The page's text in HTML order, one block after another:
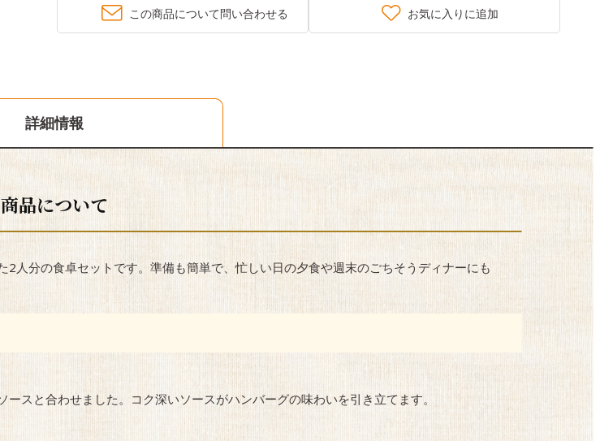
この商品について問い合わせる お気に入りに追加
詳細情報
商品について
人分の食卓セットです。準備も簡単で、忙しい日の夕食や週末のごちそうディナーにも
スと合わせました。コク深いソースがハンバーグの味わいを引き立てます。